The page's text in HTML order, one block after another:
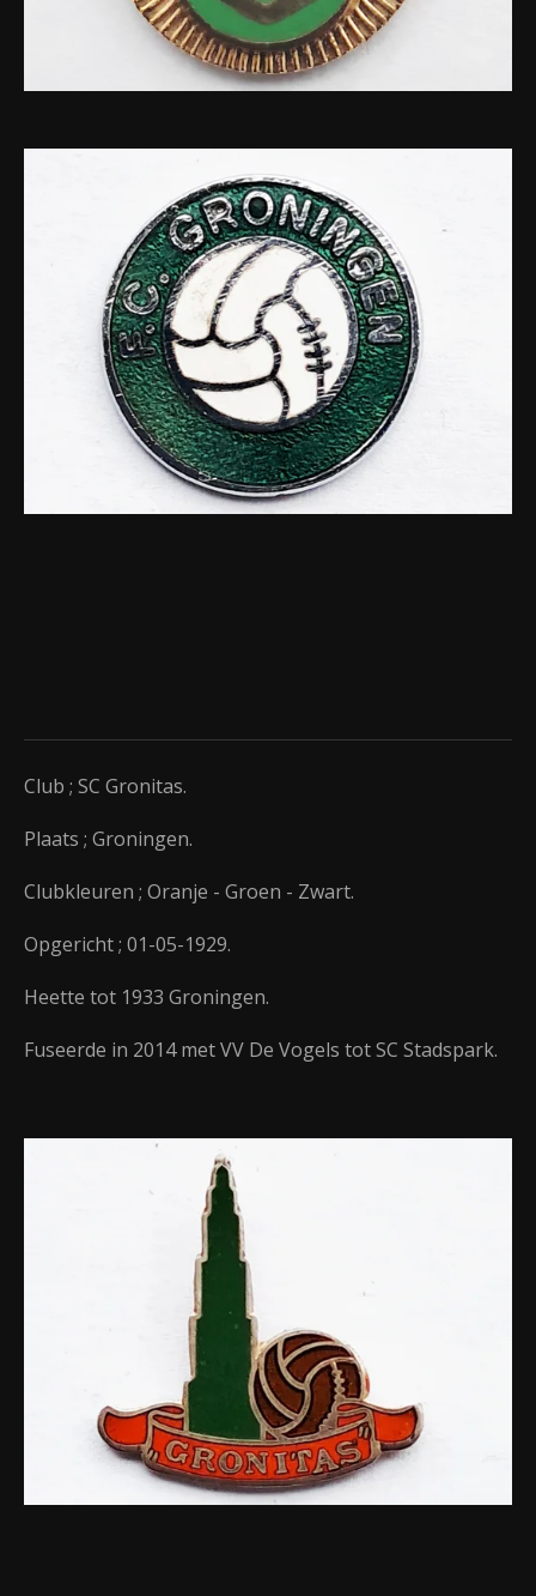
Club ; SC Gronitas.
Plaats ; Groningen.
Clubkleuren ; Oranje - Groen - Zwart.
Opgericht ; 01-05-1929.
Heette tot 1933 Groningen.
Fuseerde in 2014 met VV De Vogels tot SC Stadspark.